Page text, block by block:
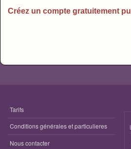
Créez un compte gratuitement
Tarifs
Conditions générales et particulieres
Nous contacter